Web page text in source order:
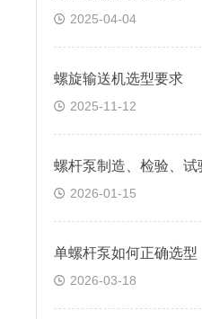
2025-04-04
螺旋输送机选型要求
2025-11-12
螺杆泵制造、检验、试
2026-01-15
单螺杆泵如何正确选型
2026-03-18